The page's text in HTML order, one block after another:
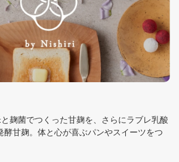
と麹菌でつくった甘麹を、さらにラブレ乳酸
酵甘麹。体と心が喜ぶパンやスイーツをつ